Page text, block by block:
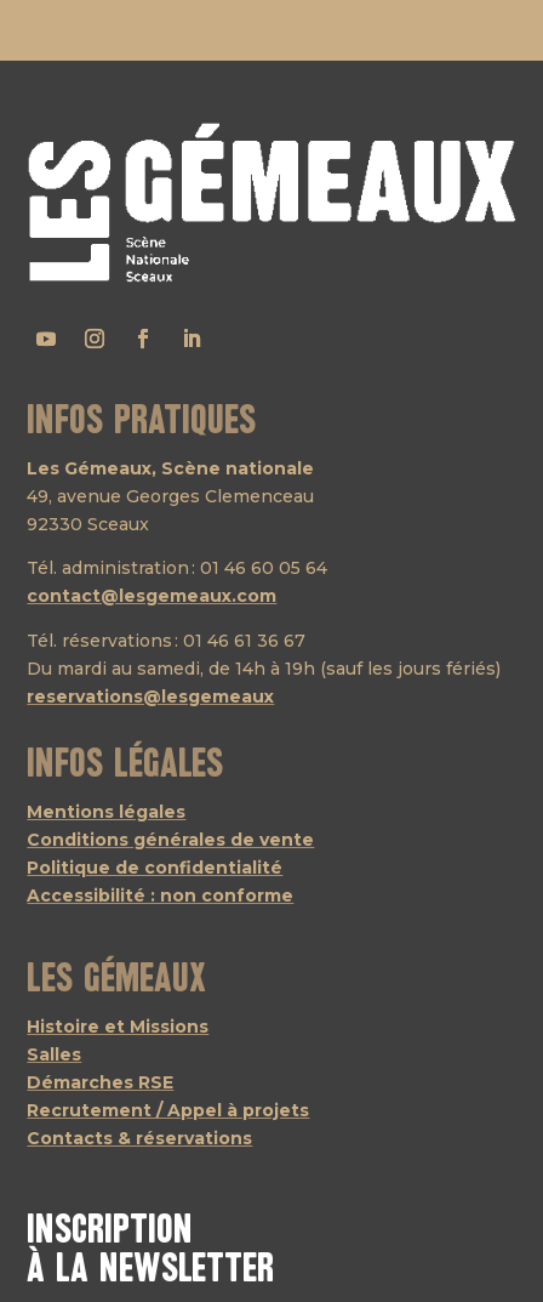
Infos pratiques
Les Gémeaux, Scène nationale
49, avenue Georges Clemenceau
92330 Sceaux
Tél. administration : 01 46 60 05 64
contact@lesgemeaux.com
Tél. réservations : 01 46 61 36 67
Du mardi au samedi, de 14h à 19h (sauf les jours fériés)
reservations@lesgemeaux
Infos légales
Mentions légales
Conditions générales de vente
Politique de confidentialité
Accessibilité : non conforme
Les Gémeaux
Histoire et Missions
Salles
Démarches RSE
Recrutement / Appel à projets
Contacts & réservations
Inscription
à la newsletter